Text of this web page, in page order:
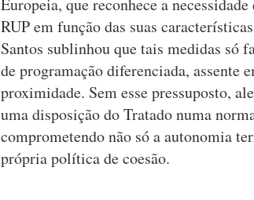
Europeia, que reconhece a
RUP em função das suas
Santos sublinhou que tais medidas só
de programação diferenciada, assente
proximidade. Sem esse pressuposto,
uma disposição do Tratado numa
comprometendo não só a autonomia
própria política de coesão.